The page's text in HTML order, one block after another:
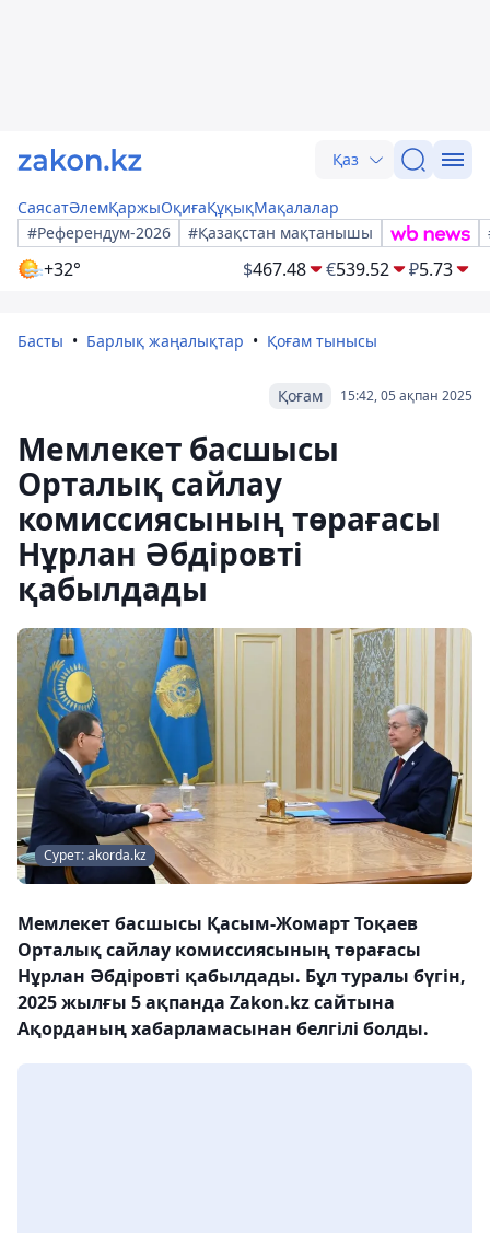
Қаз
СаясатӘлемҚаржыОқиғаҚұқықМақалалар
#Референдум-2026
#Қазақстан мақтанышы
+32° $467.48 €539.52 ₽5.73
Басты Барлық жаңалықтар Қоғам тынысы
15:42, 05 ақпан 2025
Қоғам
Мемлекет басшысы
Орталық сайлау
комиссиясының төрағасы
Нұрлан Әбдіровті
қабылдады
Сурет: akorda.kz
Мемлекет басшысы Қасым-Жомарт Тоқаев
Орталық сайлау комиссиясының төрағасы
Нұрлан Әбдіровті қабылдады. Бұл туралы бүгін,
2025 жылғы 5 ақпанда Zakon.kz сайтына
Ақорданың хабарламасынан белгілі болды.